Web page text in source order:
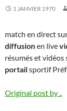
1 JANVIER 1970
match en direct
diffusionen live
résumés et
portailsportif
Original post by..